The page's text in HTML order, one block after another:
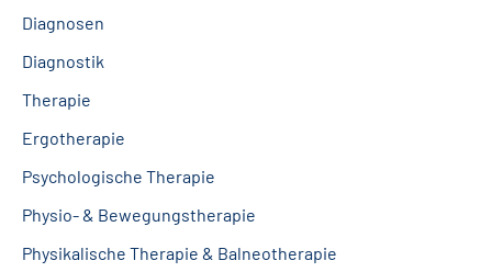
Diagnosen
Diagnostik
Therapie
Ergotherapie
Psychologische Therapie
Physio- & Bewegungstherapie
Physikalische Therapie & Balneotherapie